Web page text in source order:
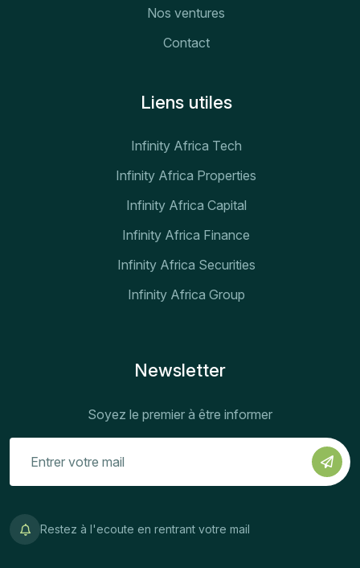
Nos ventures
Contact
Liens utiles
Infinity Africa Tech
Infinity Africa Properties
Infinity Africa Capital
Infinity Africa Finance
Infinity Africa Securities
Infinity Africa Group
Newsletter
Soyez le premier à être informer
Restez à l'ecoute en rentrant votre mail